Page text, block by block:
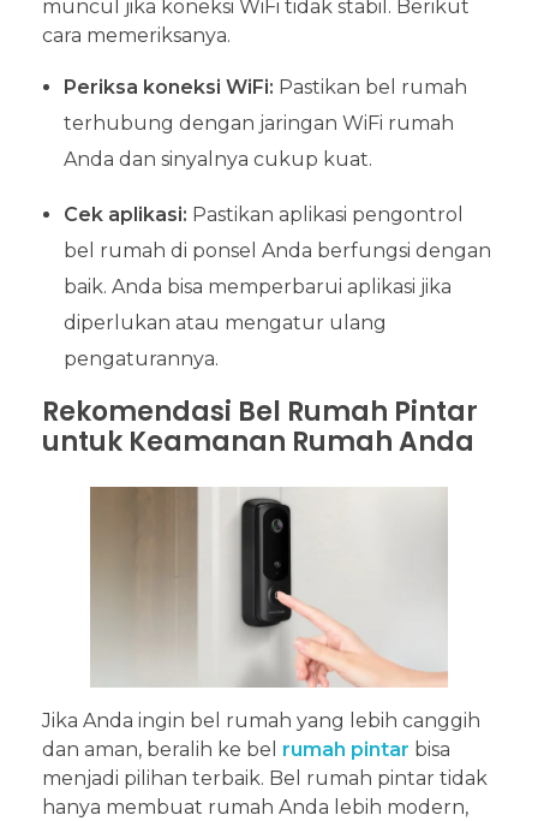
muncul jika koneksi WiFi tidak stabil. Berikut
cara memeriksanya.
Periksa koneksi WiFi: Pastikan bel rumah
terhubung dengan jaringan WiFi rumah
Anda dan sinyalnya cukup kuat.
Cek aplikasi: Pastikan aplikasi pengontrol
bel rumah di ponsel Anda berfungsi dengan
baik. Anda bisa memperbarui aplikasi jika
diperlukan atau mengatur ulang
pengaturannya.
Rekomendasi Bel Rumah Pintar
untuk Keamanan Rumah Anda
Jika Anda ingin bel rumah yang lebih canggih
dan aman, beralih ke bel rumah pintar bisa
menjadi pilihan terbaik. Bel rumah pintar tidak
hanya membuat rumah Anda lebih modern,